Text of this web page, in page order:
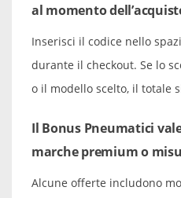
al momento
Inserisci il codice nello
durante il checkout. Se lo
o il modello scelto, il totale
Il Bonus Pneumatici
marche premium o
Alcune offerte includono